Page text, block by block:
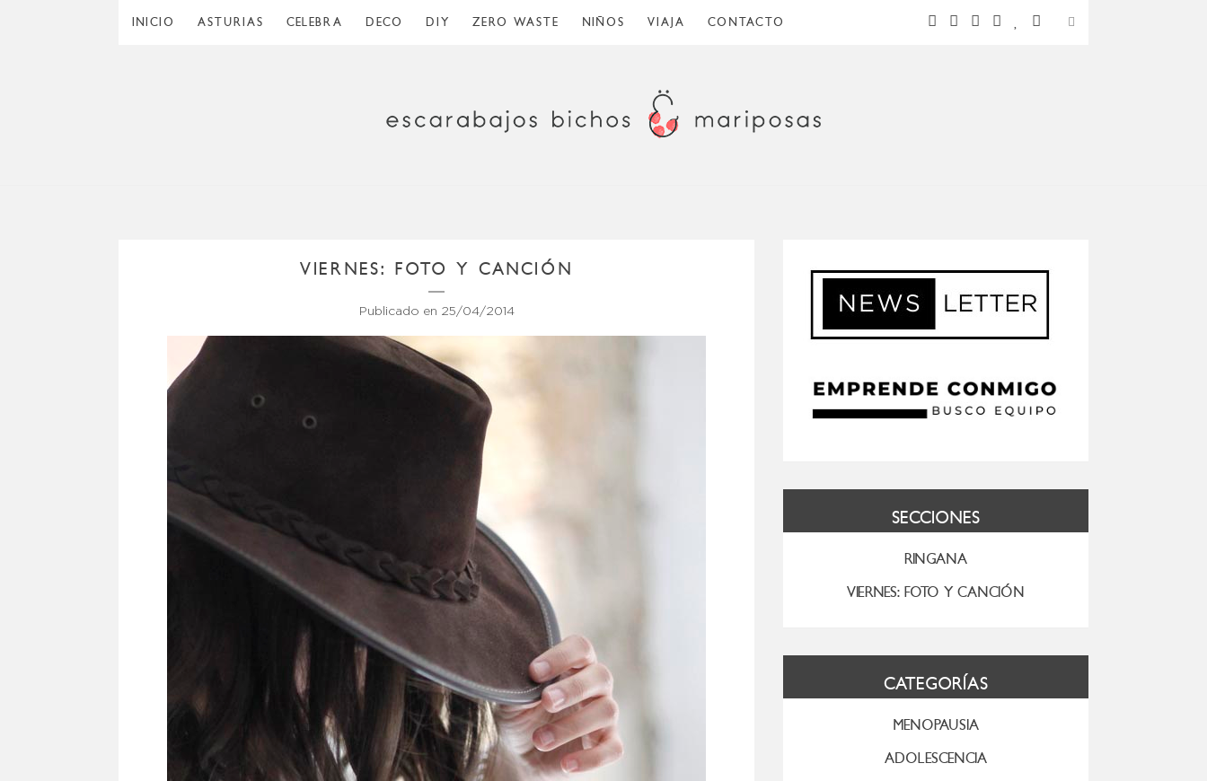
INICIO ASTURIAS CELEBRA DECO DIY ZERO WASTE NIÑOS VIAJA CONTACTO
VIERNES: FOTO Y CANCIÓN
Publicado en 25/04/2014
SECCIONES
RINGANA
VIERNES: FOTO Y CANCIÓN
CATEGORÍAS
MENOPAUSIA
ADOLESCENCIA